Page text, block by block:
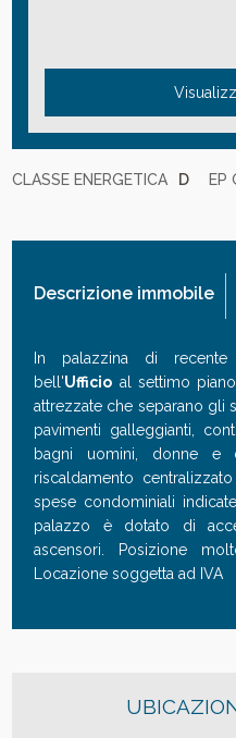
CLASSE ENERGETICA D EP
Descrizione immobile
In palazzina di
bell'Ufficio al settimo
attrezzate che separano gli
pavimenti galleggianti,
bagni uomini, donne e
riscaldamento
spese condominiali
palazzo è dotato di
ascensori. Posizione
Locazione soggetta ad IVA